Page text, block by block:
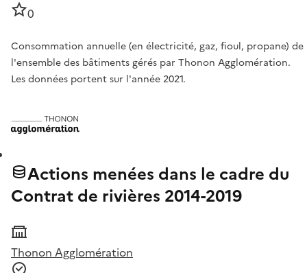
0
Consommation annuelle (en électricité, gaz, fioul, propane) de
l'ensemble des bâtiments gérés par Thonon Agglomération.
Les données portent sur l'année 2021.
Actions menées dans le cadre du
Contrat de rivières 2014-2019
Thonon Agglomération